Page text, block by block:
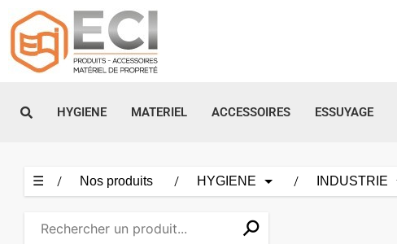
au
contenu
HYGIENE MATERIEL ACCESSOIRES ESSUYAGE
☰ Nos produits HYGIENE INDUSTRIE
✕⚲